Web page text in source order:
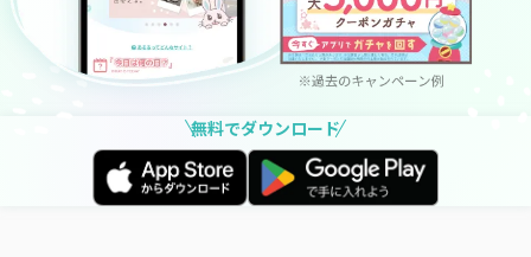
無料でダウンロード